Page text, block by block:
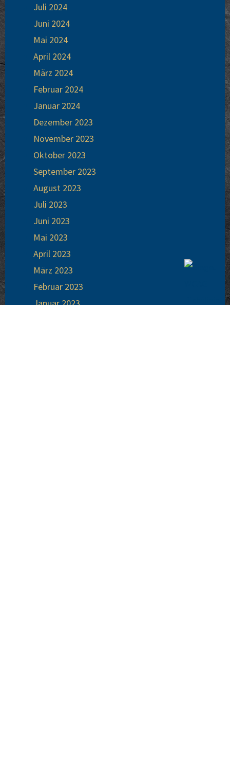
Juli 2024
Juni 2024
Mai 2024
April 2024
März 2024
Febru­ar 2024
Janu­ar 2024
Dezem­ber 2023
Novem­ber 2023
Okto­ber 2023
Sep­tem­ber 2023
August 2023
Juli 2023
Juni 2023
Mai 2023
April 2023
März 2023
Febru­ar 2023
Janu­ar 2023